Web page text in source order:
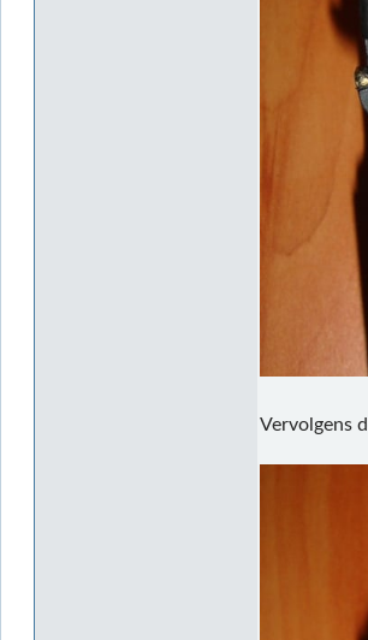
Vervolgens